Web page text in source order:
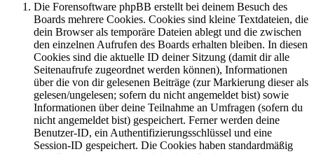
Die Forensoftware phpBB erstellt bei deinem Besuch des
Boards mehrere Cookies. Cookies sind kleine Textdateien, die
dein Browser als temporäre Dateien ablegt und die zwischen
den einzelnen Aufrufen des Boards erhalten bleiben. In diesen
Cookies sind die aktuelle ID deiner Sitzung (damit dir alle
Seitenaufrufe zugeordnet werden können), Informationen
über die von dir gelesenen Beiträge (zur Markierung dieser als
gelesen/ungelesen; sofern du nicht angemeldet bist) sowie
Informationen über deine Teilnahme an Umfragen (sofern du
nicht angemeldet bist) gespeichert. Ferner werden deine
Benutzer-ID, ein Authentifizierungsschlüssel und eine
Session-ID gespeichert. Die Cookies haben standardmäßig